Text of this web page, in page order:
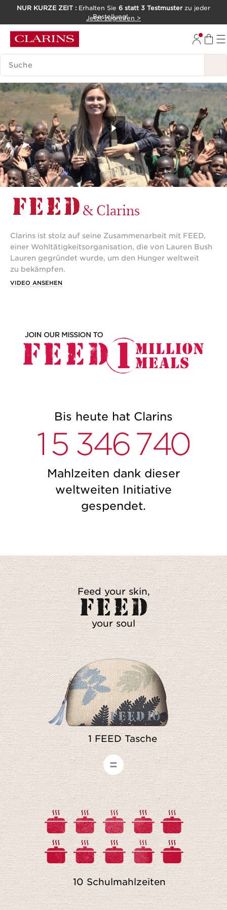
WEITER ZUM INHALT
ZUM FOOTER GEHEN
NUR KURZE ZEIT : Erhalten Sie 6 statt 3 Testmusterzu jeder
Bestellung!
Jetzt zugreifen >
LEGENDE SUCHEN
& Clarins
Clarins ist stolz auf seine Zusammenarbeit mit FEED,
einer Wohltätigkeitsorganisation, die von Lauren Bush
Lauren gegründet wurde, um den Hunger weltweit
zu bekämpfen.
VIDEO ANSEHEN
Bis heute hat Clarins
Mahlzeiten dank dieser
weltweiten Initiative
gespendet.
Feed your skin,
your soul
1 FEED Tasche
10 Schulmahlzeiten